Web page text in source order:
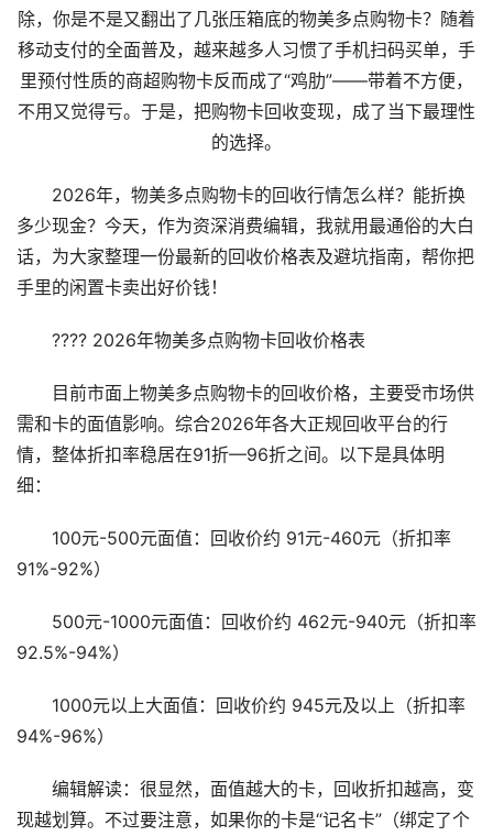
除，你是不是又翻出了几张压箱底的物美多点购物卡？随着
移动支付的全面普及，越来越多人习惯了手机扫码买单，手
里预付性质的商超购物卡反而成了“鸡肋”——带着不方便，
不用又觉得亏。于是，把购物卡回收变现，成了当下最理性
的选择。
2026年，物美多点购物卡的回收行情怎么样？能折换
多少现金？今天，作为资深消费编辑，我就用最通俗的大白
话，为大家整理一份最新的回收价格表及避坑指南，帮你把
手里的闲置卡卖出好价钱！
???? 2026年物美多点购物卡回收价格表
目前市面上物美多点购物卡的回收价格，主要受市场供
需和卡的面值影响。综合2026年各大正规回收平台的行
情，整体折扣率稳居在91折—96折之间。以下是具体明
细：
100元-500元面值：回收价约 91元-460元（折扣率
91%-92%）
500元-1000元面值：回收价约 462元-940元（折扣率
92.5%-94%）
1000元以上大面值：回收价约 945元及以上（折扣率
94%-96%）
编辑解读：很显然，面值越大的卡，回收折扣越高，变
现越划算。不过要注意，如果你的卡是“记名卡”（绑定了个